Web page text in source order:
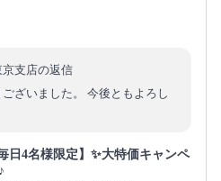
支店の返信
ざいました。 今後ともよろし
日4名様限定】✨大特価キャンペ
♪